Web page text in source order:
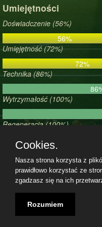
Umiejętności
Doświadczenie (56%)
56%
Umięjętność (72%)
72%
Technika (86%)
Wytrzymałość (100%)
Regeneracja (100%)
Morale (26%)
26%
Regulamin Polityka
Cookies.
Nasza strona korzysta z
prawidłowo korzystać ze
zgadzasz się na ich
Rozumiem